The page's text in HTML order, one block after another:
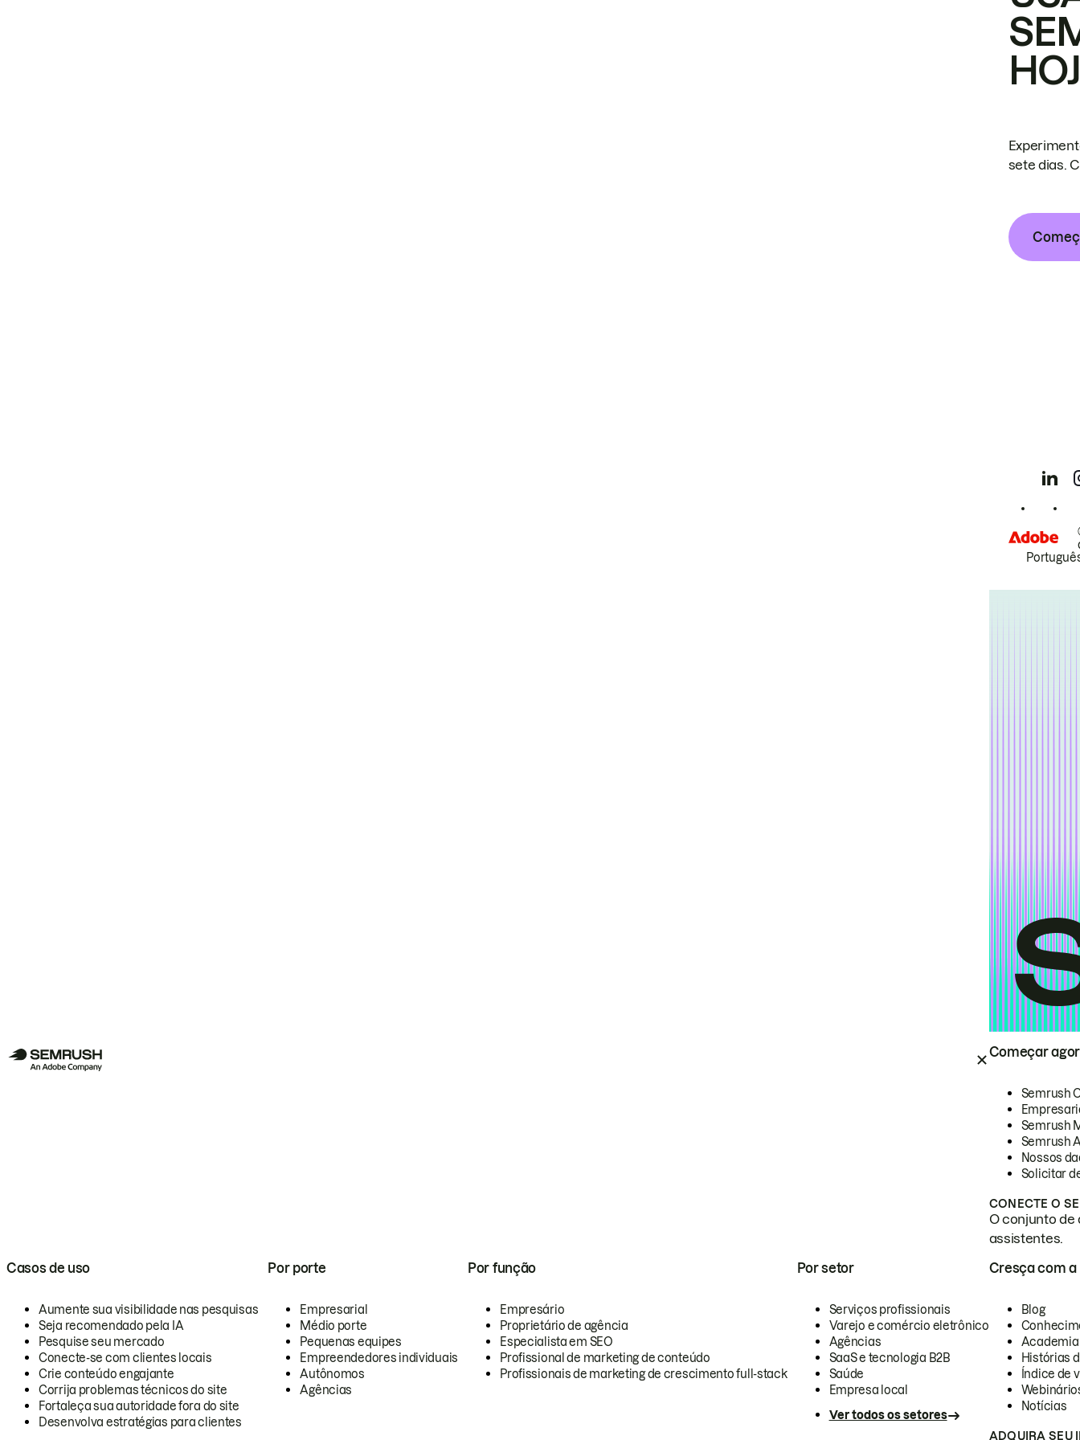
Começar
Semrush
Semrush
Semrush
Nossos
Solicitar
CONECTE O
O conjunto de
assistentes.
Casos de uso
Aumente sua visibilidade nas pesquisas
Seja recomendado pela IA
Pesquise seu mercado
Conecte-se com clientes locais
Crie conteúdo engajante
Corrija problemas técnicos do site
Fortaleça sua autoridade fora do site
Desenvolva estratégias para clientes
Por porte
Empresarial
Médio porte
Pequenas equipes
Empreendedores individuais
Autônomos
Agências
Por função
Empresário
Proprietário de agência
Especialista em SEO
Profissional de marketing de conteúdo
Profissionais de marketing de crescimento full-stack
Por setor
Serviços profissionais
Varejo e comércio eletrônico
Agências
SaaS e tecnologia B2B
Saúde
Empresa local
Ver todos os setores
Cresça com a
Blog
Academia
Histórias
Índice de
Notícias
ADQUIRA SEU
sete dias.